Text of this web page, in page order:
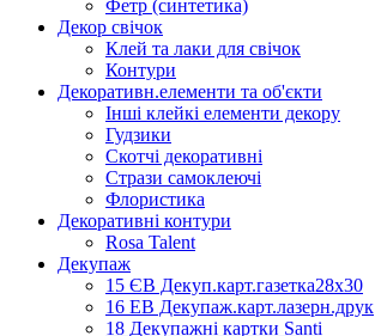
Фетр (синтетика)
Декор свічок
Клей та лаки для свічок
Контури
Декоративн.елементи та об'єкти
Інші клейкі елементи декору
Гудзики
Скотчі декоративні
Стрази самоклеючі
Флористика
Декоративні контури
Rosa Talent
Декупаж
15 ЄВ Декуп.карт.газетка28х30
16 ЕВ Декупаж.карт.лазерн.друк
18 Декупажні картки Santi